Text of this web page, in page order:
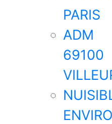
PARIS
ADM
69100